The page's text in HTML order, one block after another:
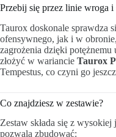
Przebij się przez linie wroga
Taurox doskonale sprawdza
ofensywnego, jak i w
zagrożenia dzięki
złożyć w wariancie Taurox
Tempestus, co czyni go
Co znajdziesz w zestawie?
Zestaw składa się z
pozwala zbudować: